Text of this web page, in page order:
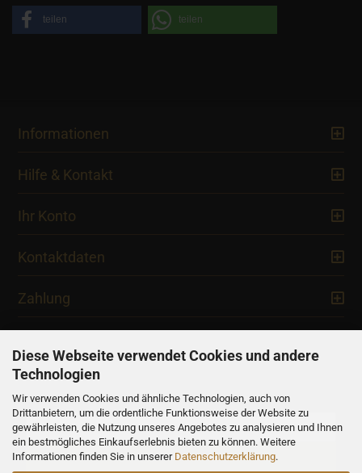
Diese Webseite verwendet Cookies und andere
Technologien
Wir verwenden Cookies und ähnliche Technologien, auch von
Drittanbietern, um die ordentliche Funktionsweise der Website zu
gewährleisten, die Nutzung unseres Angebotes zu analysieren und Ihnen
ein bestmögliches Einkaufserlebnis bieten zu können. Weitere
Informationen finden Sie in unserer Datenschutzerklärung.
teilen teilen
Informationen
Hilfe & Kontakt
Ihr Konto
Kontaktdaten
Zahlung
Newsletter